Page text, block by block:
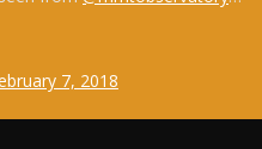
7, 2018